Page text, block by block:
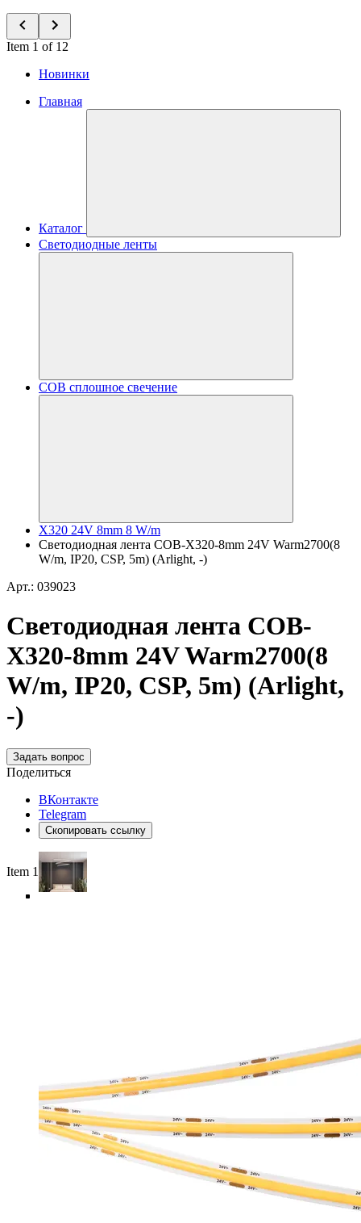
Item 1 of 12
Новинки
Главная
Каталог
Светодиодные ленты
COB сплошное свечение
X320 24V 8mm 8 W/m
Светодиодная лента COB-X320-8mm 24V Warm2700(8
W/m, IP20, CSP, 5m) (Arlight, -)
Арт.: 039023
Светодиодная лента COB-
X320-8mm 24V Warm2700(8
W/m, IP20, CSP, 5m) (Arlight,
-)
Задать вопрос
Поделиться
ВКонтакте
Telegram
Скопировать ссылку
Item 1 of 6